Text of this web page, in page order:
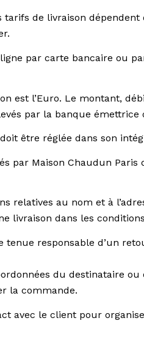
tarifs de livraison
par carte bancaire ou
est l’Euro. Le montant,
par la banque émettrice
être réglée dans son
par Maison Chaudun
relatives au nom et à
livraison dans les
responsable d’un
du destinataire
la commande.
avec le client pour